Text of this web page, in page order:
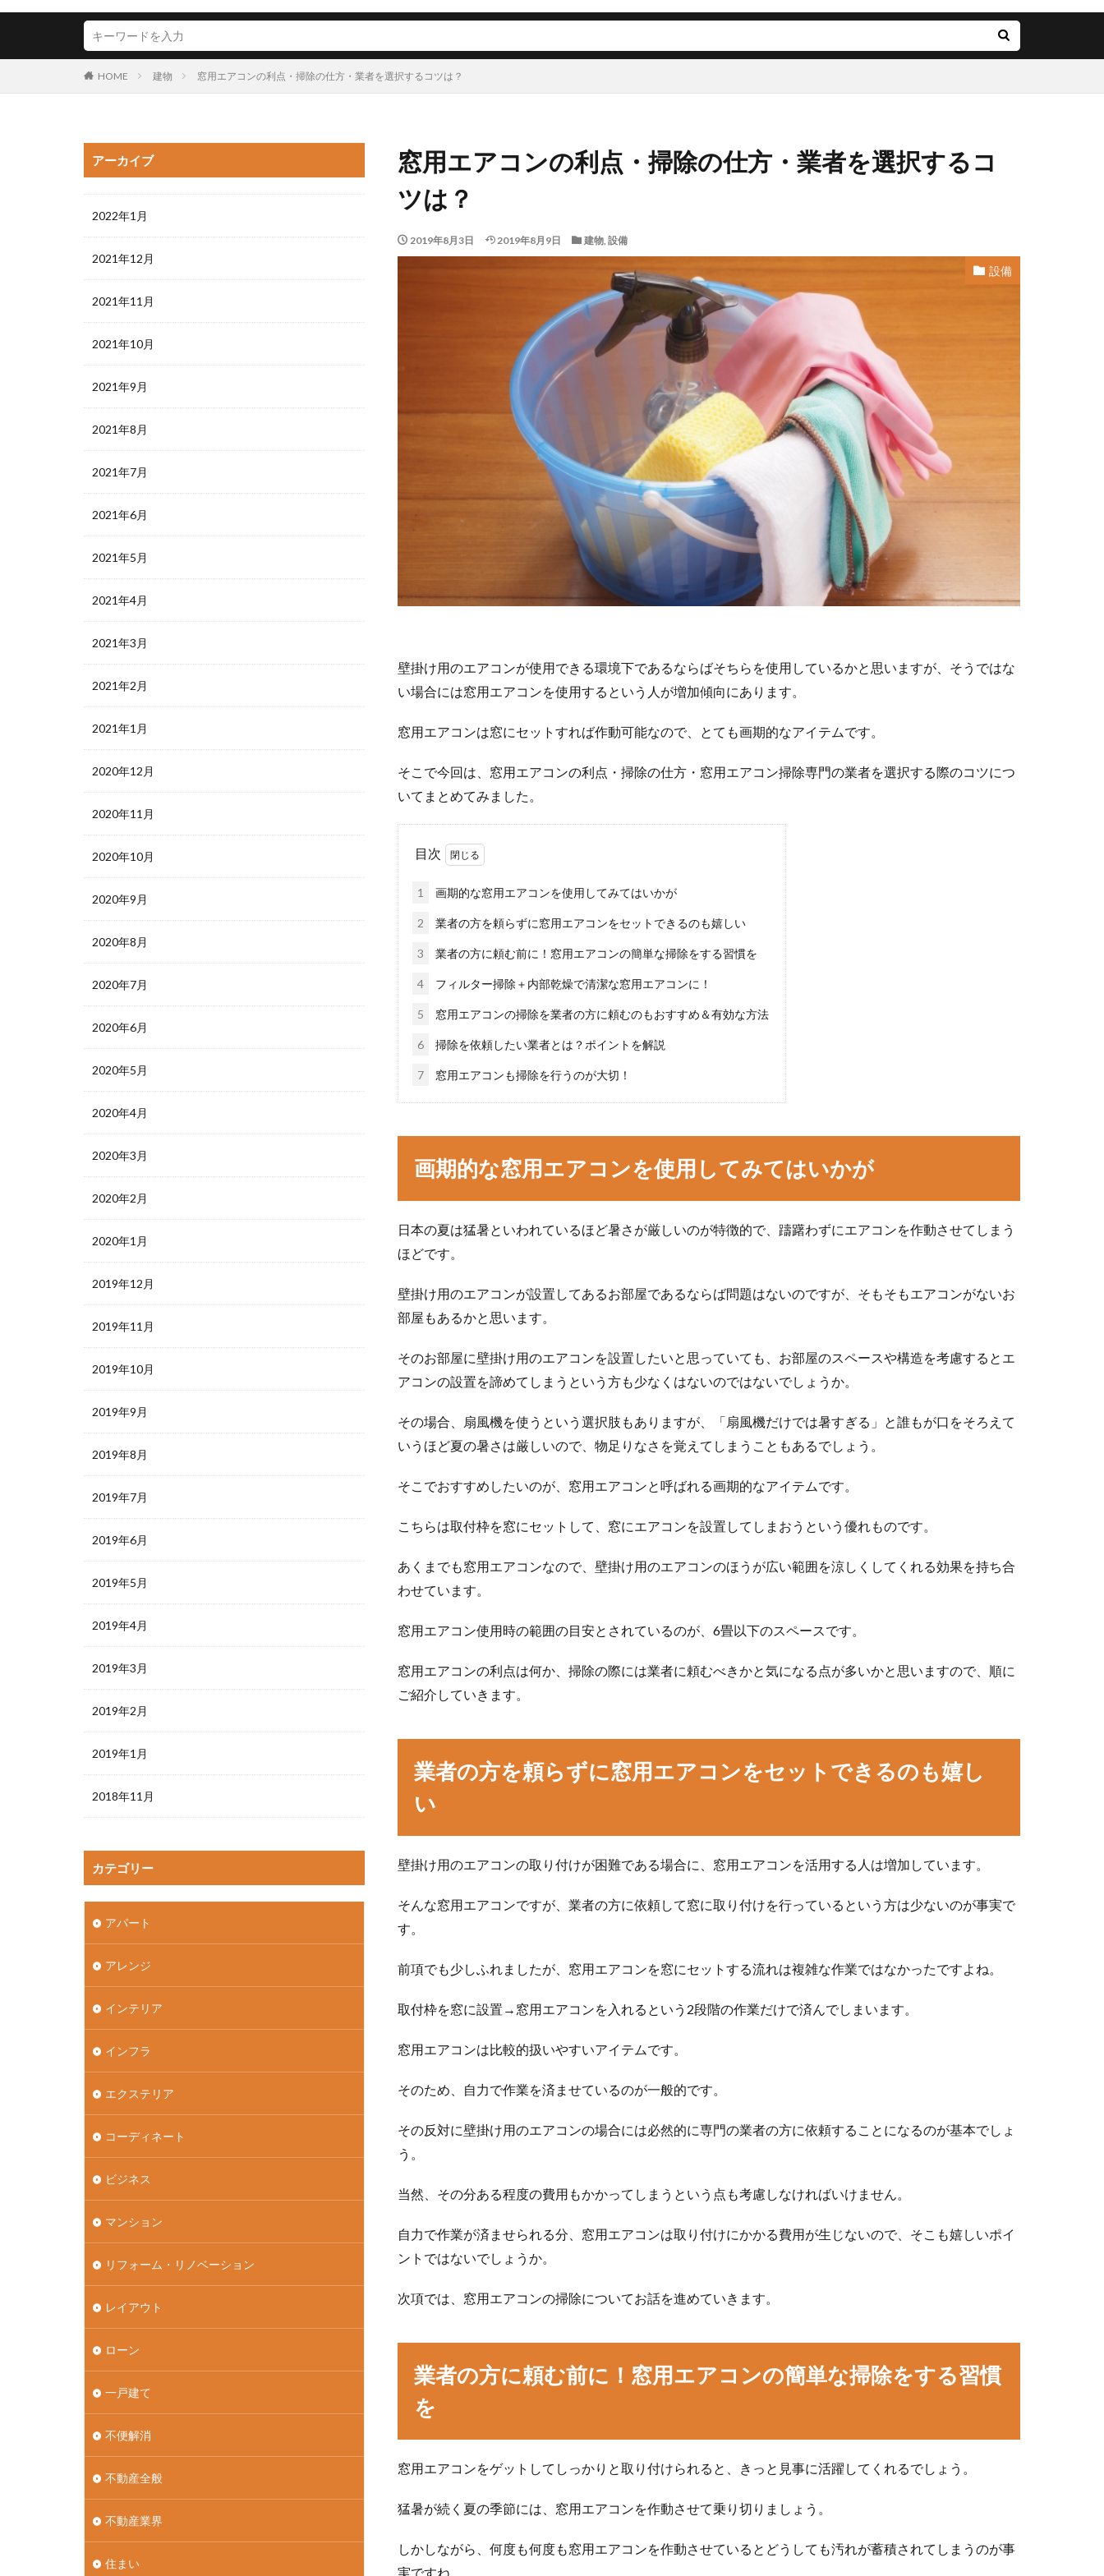
HOME 建物 窓用エアコンの利点・掃除の仕方・業者を選択するコツは？
窓用エアコンの利点・掃除の仕方・業者を選択するコ
ツは？
2019年8月3日 2019年8月9日 建物, 設備
設備
壁掛け用のエアコンが使用できる環境下であるならばそちらを使用しているかと思いますが、そうではな
い場合には窓用エアコンを使用するという人が増加傾向にあります。
窓用エアコンは窓にセットすれば作動可能なので、とても画期的なアイテムです。
そこで今回は、窓用エアコンの利点・掃除の仕方・窓用エアコン掃除専門の業者を選択する際のコツにつ
いてまとめてみました。
目次
1 画期的な窓用エアコンを使用してみてはいかが
2 業者の方を頼らずに窓用エアコンをセットできるのも嬉しい
3 業者の方に頼む前に！窓用エアコンの簡単な掃除をする習慣を
4 フィルター掃除＋内部乾燥で清潔な窓用エアコンに！
5 窓用エアコンの掃除を業者の方に頼むのもおすすめ＆有効な方法
6 掃除を依頼したい業者とは？ポイントを解説
7 窓用エアコンも掃除を行うのが大切！
画期的な窓用エアコンを使用してみてはいかが
日本の夏は猛暑といわれているほど暑さが厳しいのが特徴的で、躊躇わずにエアコンを作動させてしまう
ほどです。
壁掛け用のエアコンが設置してあるお部屋であるならば問題はないのですが、そもそもエアコンがないお
部屋もあるかと思います。
そのお部屋に壁掛け用のエアコンを設置したいと思っていても、お部屋のスペースや構造を考慮するとエ
アコンの設置を諦めてしまうという方も少なくはないのではないでしょうか。
その場合、扇風機を使うという選択肢もありますが、「扇風機だけでは暑すぎる」と誰もが口をそろえて
いうほど夏の暑さは厳しいので、物足りなさを覚えてしまうこともあるでしょう。
そこでおすすめしたいのが、窓用エアコンと呼ばれる画期的なアイテムです。
こちらは取付枠を窓にセットして、窓にエアコンを設置してしまおうという優れものです。
あくまでも窓用エアコンなので、壁掛け用のエアコンのほうが広い範囲を涼しくしてくれる効果を持ち合
わせています。
窓用エアコン使用時の範囲の目安とされているのが、6畳以下のスペースです。
窓用エアコンの利点は何か、掃除の際には業者に頼むべきかと気になる点が多いかと思いますので、順に
ご紹介していきます。
業者の方を頼らずに窓用エアコンをセットできるのも嬉し
い
壁掛け用のエアコンの取り付けが困難である場合に、窓用エアコンを活用する人は増加しています。
そんな窓用エアコンですが、業者の方に依頼して窓に取り付けを行っているという方は少ないのが事実で
す。
前項でも少しふれましたが、窓用エアコンを窓にセットする流れは複雑な作業ではなかったですよね。
取付枠を窓に設置→窓用エアコンを入れるという2段階の作業だけで済んでしまいます。
窓用エアコンは比較的扱いやすいアイテムです。
そのため、自力で作業を済ませているのが一般的です。
その反対に壁掛け用のエアコンの場合には必然的に専門の業者の方に依頼することになるのが基本でしょ
う。
当然、その分ある程度の費用もかかってしまうという点も考慮しなければいけません。
自力で作業が済ませられる分、窓用エアコンは取り付けにかかる費用が生じないので、そこも嬉しいポイ
ントではないでしょうか。
次項では、窓用エアコンの掃除についてお話を進めていきます。
業者の方に頼む前に！窓用エアコンの簡単な掃除をする習慣
を
窓用エアコンをゲットしてしっかりと取り付けられると、きっと見事に活躍してくれるでしょう。
猛暑が続く夏の季節には、窓用エアコンを作動させて乗り切りましょう。
しかしながら、何度も何度も窓用エアコンを作動させているとどうしても汚れが蓄積されてしまうのが事
実ですね。
アーカイブ
2022年1月
2021年12月
2021年11月
2021年10月
2021年9月
2021年8月
2021年7月
2021年6月
2021年5月
2021年4月
2021年3月
2021年2月
2021年1月
2020年12月
2020年11月
2020年10月
2020年9月
2020年8月
2020年7月
2020年6月
2020年5月
2020年4月
2020年3月
2020年2月
2020年1月
2019年12月
2019年11月
2019年10月
2019年9月
2019年8月
2019年7月
2019年6月
2019年5月
2019年4月
2019年3月
2019年2月
2019年1月
2018年11月
カテゴリー
アパート
アレンジ
インテリア
インフラ
エクステリア
コーディネート
ビジネス
マンション
リフォーム・リノベーション
レイアウト
ローン
一戸建て
不便解消
不動産全般
不動産業界
住まい